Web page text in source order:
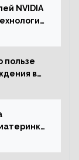
NVIDIA
пользе
в